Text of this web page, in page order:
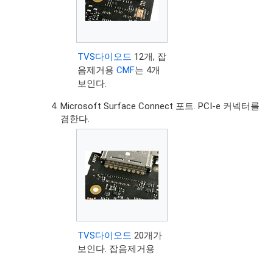
TVS다이오드 12개, 잡
음제거용CMF는 4개
보인다.
Microsoft Surface Connect 포트. PCI-e 커넥터를
겸한다.
TVS다이오드 20개가
보인다. 잡음제거용